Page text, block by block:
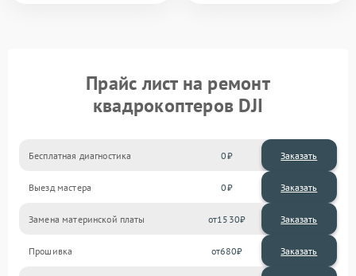
Прайс лист на ремонт
квадрокоптеров DJI
Бесплатная диагностика 0 Заказать
Выезд мастера 0 Заказать
Замена материнской платы 1530
Прошивка 680